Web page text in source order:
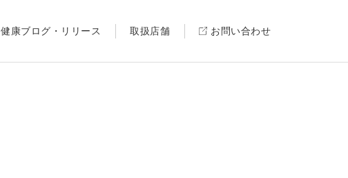
健康ブログ・リリース 取扱店舗 お問い合わせ